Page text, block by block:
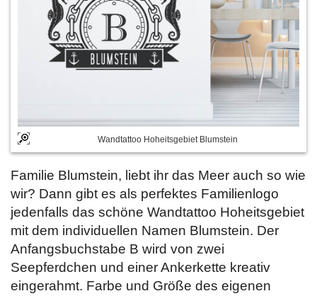
Wandtattoo Hoheitsgebiet Blumstein
Familie Blumstein, liebt ihr das Meer auch so wie
wir? Dann gibt es als perfektes Familienlogo
jedenfalls das schöne Wandtattoo Hoheitsgebiet
mit dem individuellen Namen Blumstein. Der
Anfangsbuchstabe B wird von zwei
Seepferdchen und einer Ankerkette kreativ
eingerahmt. Farbe und Größe des eigenen